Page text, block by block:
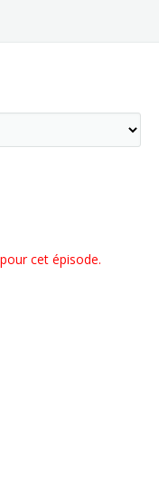
cet épisode.